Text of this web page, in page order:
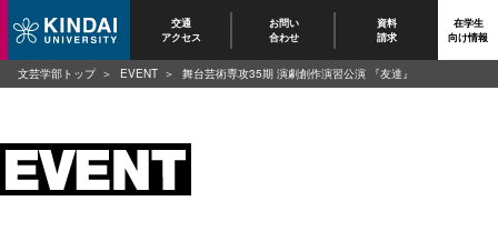
交通
アクセス
お問い
合わせ
資料
請求
在学生
向け情報
文芸学部トップ EVENT 舞台芸術専攻35期 演劇創作演習公演 『友達』